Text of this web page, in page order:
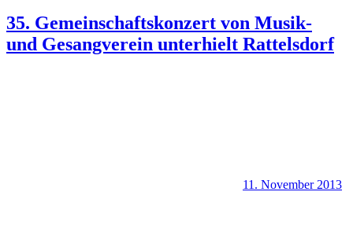
35. Gemeinschaftskonzert von Musik-
und Gesangverein unterhielt Rattelsdorf
11. November 2013